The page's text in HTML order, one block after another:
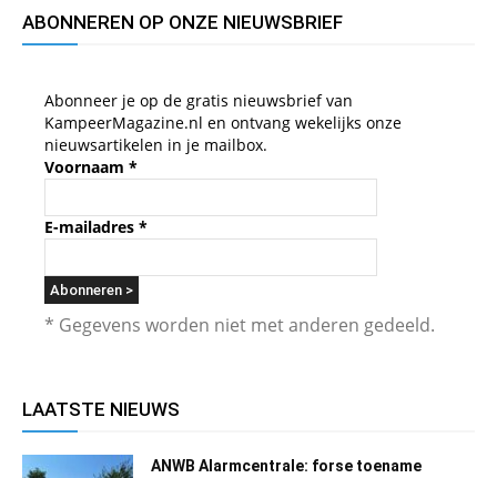
ABONNEREN OP ONZE NIEUWSBRIEF
Abonneer je op de gratis nieuwsbrief van
KampeerMagazine.nl en ontvang wekelijks onze
nieuwsartikelen in je mailbox.
Voornaam *
E-mailadres *
* Gegevens worden niet met anderen gedeeld.
LAATSTE NIEUWS
ANWB Alarmcentrale: forse toename